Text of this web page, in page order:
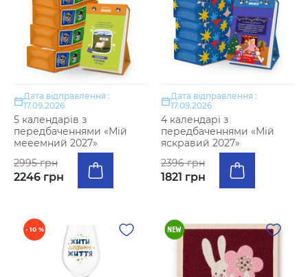
Дата відправлення :
17.09.2026
5 календарів з
передбаченнями «Мій
мееемний 2027»
2995 грн
2246 грн
Дата відправлення :
17.09.2026
4 календарі з
передбаченнями «Мій
яскравий 2027»
2396 грн
1821 грн
- 10 %